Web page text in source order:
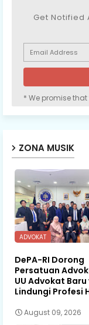
Get Notified
* We promise
ZONA MUSIK
ADVOKAT
DePA-RI Dorong
Persatuan
UU Advokat
Lindungi Profesi
August 09, 2026